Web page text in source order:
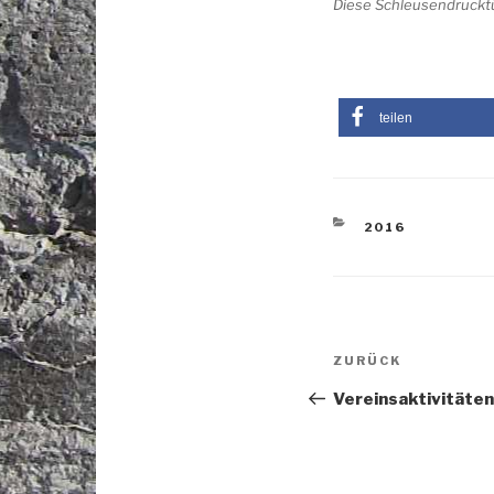
Diese
teilen
KATEGORIEN
2016
Vorheriger
ZURÜCK
Vereinsaktivitäten